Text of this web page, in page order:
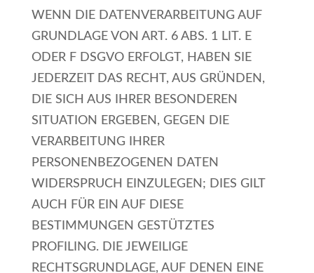
WENN DIE DATENVERARBEITUNG AUF
GRUNDLAGE VON ART. 6 ABS. 1 LIT. E
ODER F DSGVO ERFOLGT, HABEN SIE
JEDERZEIT DAS RECHT, AUS GRÜNDEN,
DIE SICH AUS IHRER BESONDEREN
SITUATION ERGEBEN, GEGEN DIE
VERARBEITUNG IHRER
PERSONENBEZOGENEN DATEN
WIDERSPRUCH EINZULEGEN; DIES GILT
AUCH FÜR EIN AUF DIESE
BESTIMMUNGEN GESTÜTZTES
PROFILING. DIE JEWEILIGE
RECHTSGRUNDLAGE, AUF DENEN EINE